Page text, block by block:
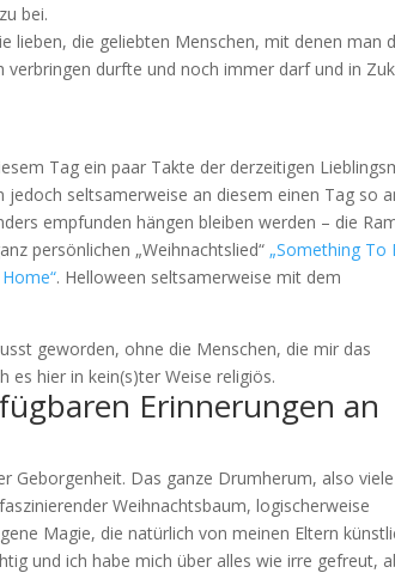
bei.
lieben, die geliebten Menschen, mit denen man
verbringen durfte und noch immer darf und in
Tag ein paar Takte der derzeitigen
seltsamerweise an diesem einen Tag so
empfunden hängen bleiben werden – die
persönlichen „Weihnachtslied“ „Something To
. Helloween seltsamerweise mit dem
geworden, ohne die Menschen, die mir das
es hier in kein(s)ter Weise religiös.
Erinnerungen an
Geborgenheit. Das ganze Drumherum, also viele
Weihnachtsbaum, logischerweise
Magie, die natürlich von meinen Eltern
und ich habe mich über alles wie irre gefreut,